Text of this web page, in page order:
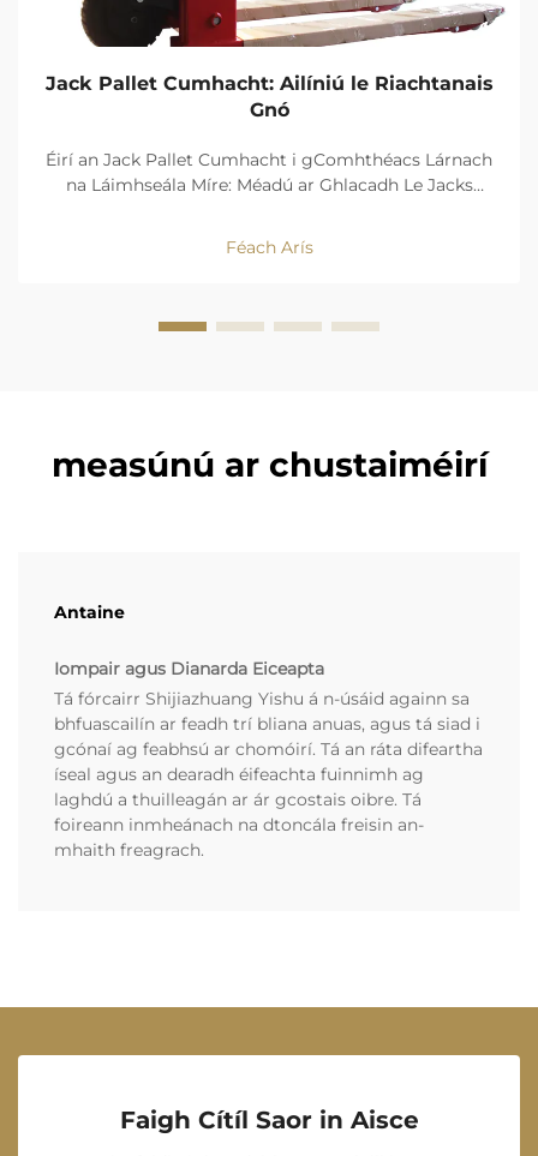
Jack Pallet Cumhacht: Ailíniú le Riachtanais
Gnó
Éirí an Jack Pallet Cumhacht i gComhthéacs Lárnach
na Láimhseála Míre: Méadú ar Ghlacadh Le Jacks
bogadh mór i dtreo jackanna pallet cumhachtaithe
Féach Arís
measúnú ar chustaiméirí
Antaine
Iompair agus Dianarda Eiceapta
Tá fórcairr Shijiazhuang Yishu á n-úsáid againn sa
bhfuascailín ar feadh trí bliana anuas, agus tá siad i
gcónaí ag feabhsú ar chomóirí. Tá an ráta difeartha
íseal agus an dearadh éifeachta fuinnimh ag
laghdú a thuilleagán ar ár gcostais oibre. Tá
foireann inmheánach na dtoncála freisin an-
mhaith freagrach.
Faigh Cítíl Saor in Aisce